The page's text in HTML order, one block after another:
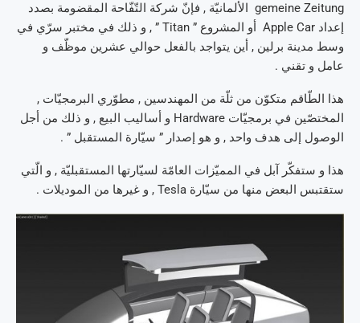
gemeine Zeitung الألمانيّة , فإنّ شركة التّفّاحة المقضومة بصدد
إعداد Apple Car أو المشروع ” Titan ” , و ذلك في مختبر سرّي في
وسط مدينة برلين , أين يتواجد بالفعل حوالي عشرين موظّف و
عامل و تقني .
هذا الطّاقم متكوّن من ثلّة من المهندسين , مطوّري البرمجيّات ,
المختصّين في برمجيّات Hardware و أساليب البيع , و ذلك من أجل
الوصول إلى هدف واحد , و هو إصدار ” سيّارة المستقبل ” .
هذا و ستفكّر آبل في المميّزات العامّة لسيّارتها المستقبليّة , و الّتي
ستقتبس البعض منها من سيّارة Tesla , و غيرها من الموديلات .